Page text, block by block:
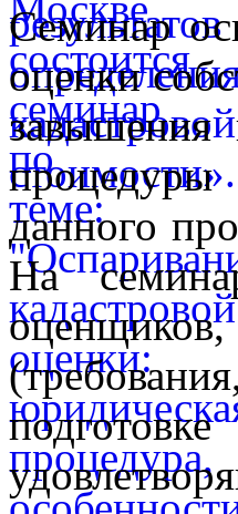
Семинар
оценки
завышения
данного
На